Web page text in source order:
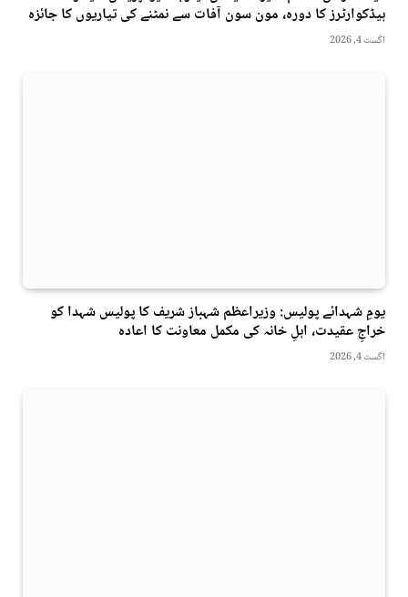
ہیڈکوارٹرز کا دورہ، مون سون آفات سے نمٹنے کی تیاریوں کا جائزہ
اگست 4, 2026
یومِ شہدائے پولیس: وزیراعظم شہباز شریف کا پولیس شہدا کو
خراجِ عقیدت، اہلِ خانہ کی مکمل معاونت کا اعادہ
اگست 4, 2026